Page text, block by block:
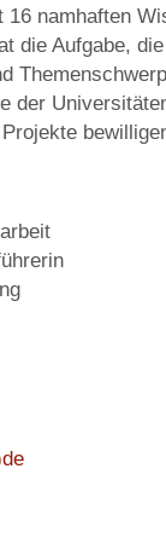
16 namhaften
die Aufgabe,
der